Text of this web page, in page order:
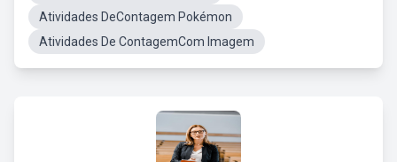
Atividades DeContagem Pokémon
Atividades De ContagemCom Imagem